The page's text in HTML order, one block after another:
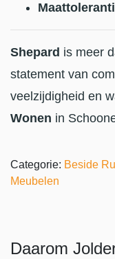
Shepard is meer
statement van
veelzijdigheid en
Wonen in
Categorie: Beside
Meubelen
Daarom